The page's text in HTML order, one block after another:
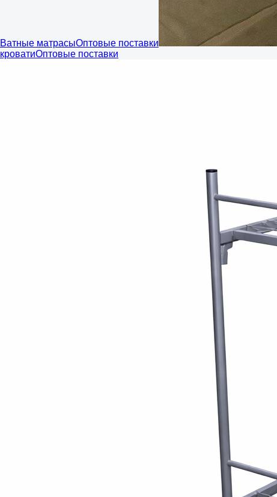
Ватные матрасыОптовые поставки
кроватиОптовые поставки